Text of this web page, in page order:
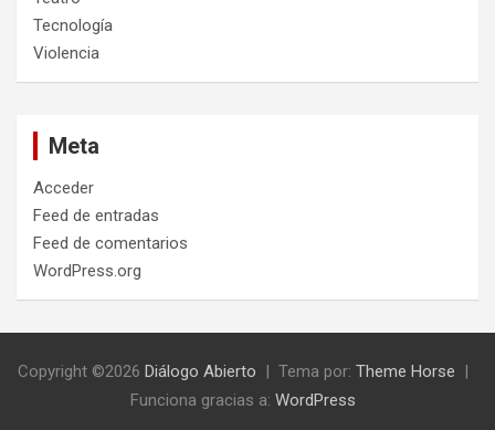
Tecnología
Violencia
Meta
Acceder
Feed de entradas
Feed de comentarios
WordPress.org
Copyright ©2026 Diálogo Abierto Tema por: Theme Horse
Funciona gracias a: WordPress